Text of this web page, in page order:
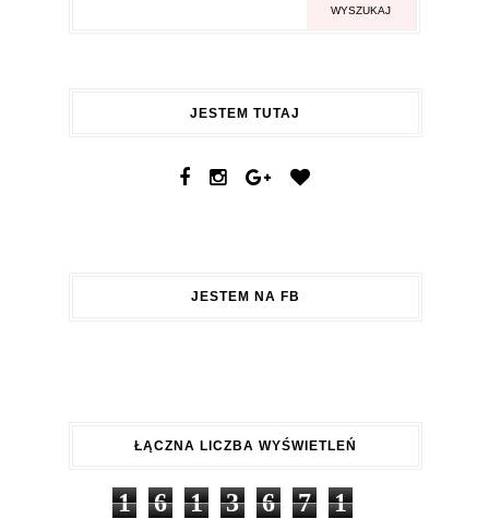
JESTEM TUTAJ
JESTEM NA FB
ŁĄCZNA LICZBA WYŚWIETLEŃ
1 6 1 3 6 7 1